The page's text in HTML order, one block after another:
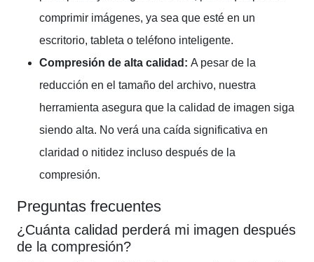
comprimir imágenes, ya sea que esté en un
escritorio, tableta o teléfono inteligente.
Compresión de alta calidad: A pesar de la
reducción en el tamaño del archivo, nuestra
herramienta asegura que la calidad de imagen siga
siendo alta. No verá una caída significativa en
claridad o nitidez incluso después de la
compresión.
Preguntas frecuentes
¿Cuánta calidad perderá mi imagen después
de la compresión?